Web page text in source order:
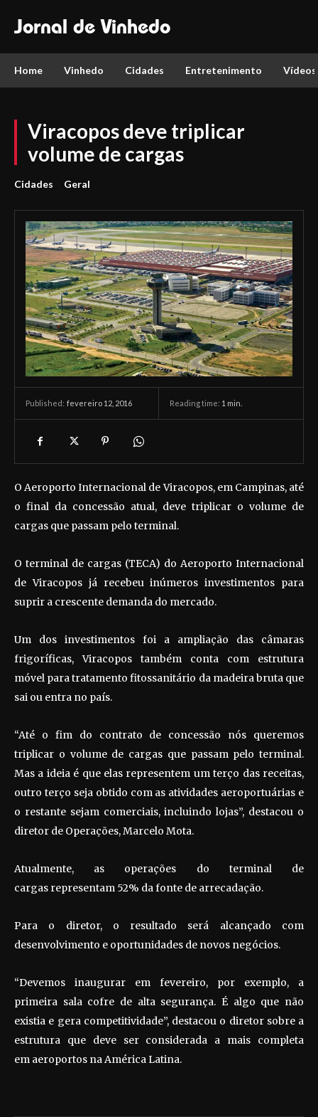
Jornal de Vinhedo
Home Vinhedo Cidades Entretenimento Vídeos
Viracopos deve triplicar
volume de cargas
Cidades Geral
Published: fevereiro 12, 2016 Reading time: 1 min.
O Aeroporto Internacional de Viracopos, em Campinas, até
o final da concessão atual, deve triplicar o volume de
cargas que passam pelo terminal.
O terminal de cargas (TECA) do Aeroporto Internacional
de Viracopos já recebeu inúmeros investimentos para
suprir a crescente demanda do mercado.
Um dos investimentos foi a ampliação das câmaras
frigoríficas, Viracopos também conta com estrutura
móvel para tratamento fitossanitário da madeira bruta que
sai ou entra no país.
“Até o fim do contrato de concessão nós queremos
triplicar o volume de cargas que passam pelo terminal.
Mas a ideia é que elas representem um terço das receitas,
outro terço seja obtido com as atividades aeroportuárias e
o restante sejam comerciais, incluindo lojas”, destacou o
diretor de Operações, Marcelo Mota.
Atualmente, as operações do terminal de
cargas representam 52% da fonte de arrecadação.
Para o diretor, o resultado será alcançado com
desenvolvimento e oportunidades de novos negócios.
“Devemos inaugurar em fevereiro, por exemplo, a
primeira sala cofre de alta segurança. É algo que não
existia e gera competitividade”, destacou o diretor sobre a
estrutura que deve ser considerada a mais completa
em aeroportos na América Latina.